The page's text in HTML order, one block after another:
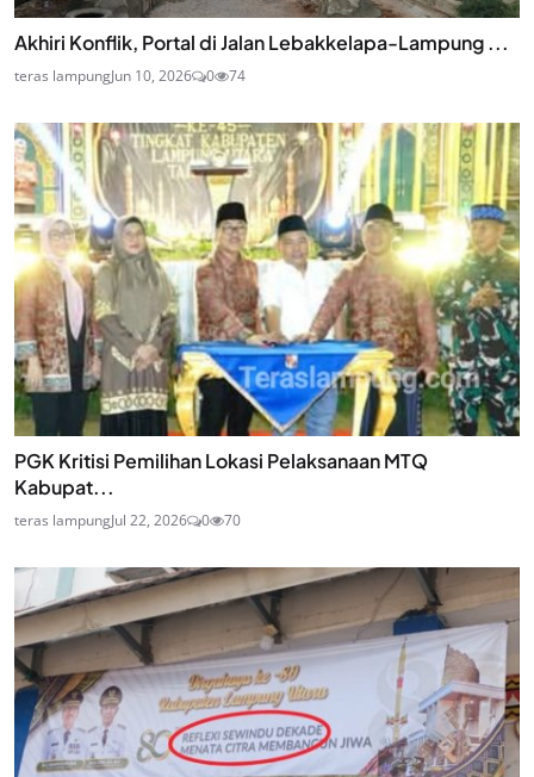
Akhiri Konflik, Portal di Jalan Lebakkelapa-Lampung ...
teras lampungJun 10, 2026 0 74
PGK Kritisi Pemilihan Lokasi Pelaksanaan MTQ
Kabupat...
teras lampungJul 22, 2026 0 70